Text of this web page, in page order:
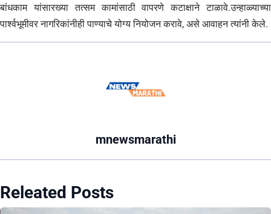
बांधकाम यांसारख्या तत्सम कामांसाठी वापरणे कटाक्षाने टाळावे.उन्हाळ्याच्या
पार्श्वभूमीवर नागरिकांनीही पाण्याचे योग्य नियोजन करावे, असे आवाहन त्यांनी केले.
mnewsmarathi
Releated Posts